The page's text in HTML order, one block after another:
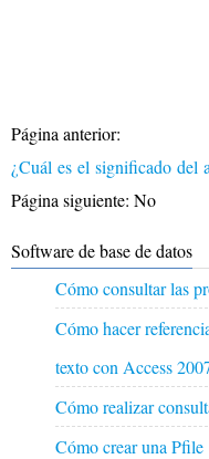
Página anterior:
¿Cuál es el significado del
Página siguiente: No
Software de base de datos
Cómo consultar las
Cómo hacer
texto con Access
Cómo realizar
Cómo crear una Pfile